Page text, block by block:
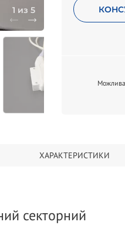
1 из 5
Можлива
ХАРАКТЕРИСТИКИ
секторний